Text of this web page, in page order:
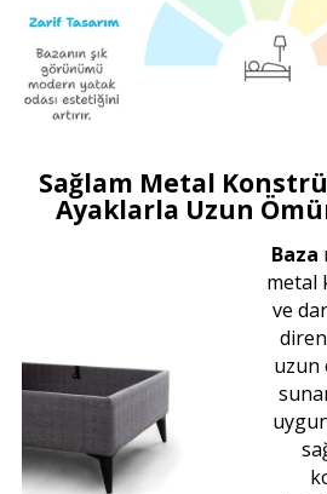
Sağlam Metal
Ayaklarla Uzun
Baza
metal
ve
uzun